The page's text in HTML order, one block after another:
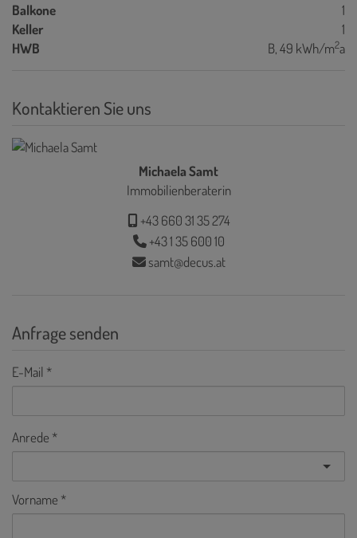
Balkone
1
Keller
1
HWB
B, 49 kWh/m2a
Kontaktieren Sie uns
Michaela Samt
Immobilienberaterin
+43 660 31 35 274
+43 1 35 600 10
samt@decus.at
Anfrage senden
E-Mail
Anrede
Vorname